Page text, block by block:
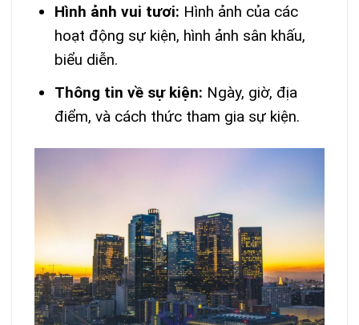
Hình ảnh vui tươi: Hình ảnh của các
hoạt động sự kiện, hình ảnh sân khấu,
biểu diễn.
Thông tin về sự kiện: Ngày, giờ, địa
điểm, và cách thức tham gia sự kiện.